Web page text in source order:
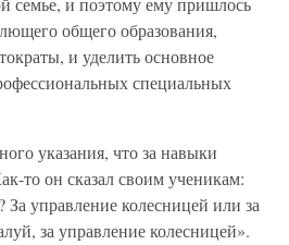
общего образования,
и уделить основное
специальных
указания, что за навыки
то он сказал своим ученикам:
За управление колесницей или за
за управление колесницей».